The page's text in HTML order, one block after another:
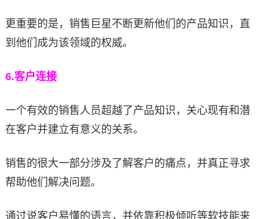
更重要的是，销售巨星不断更新他们的产品知识，直
到他们成为该领域的权威。
6.客户连接
一个有效的销售人员超越了产品知识，关心现有和潜
在客户并建立有意义的关系。
销售的很大一部分涉及了解客户的痛点，并真正寻求
帮助他们解决问题。
通过说客户易懂的语言，并依靠积极倾听等软技能来